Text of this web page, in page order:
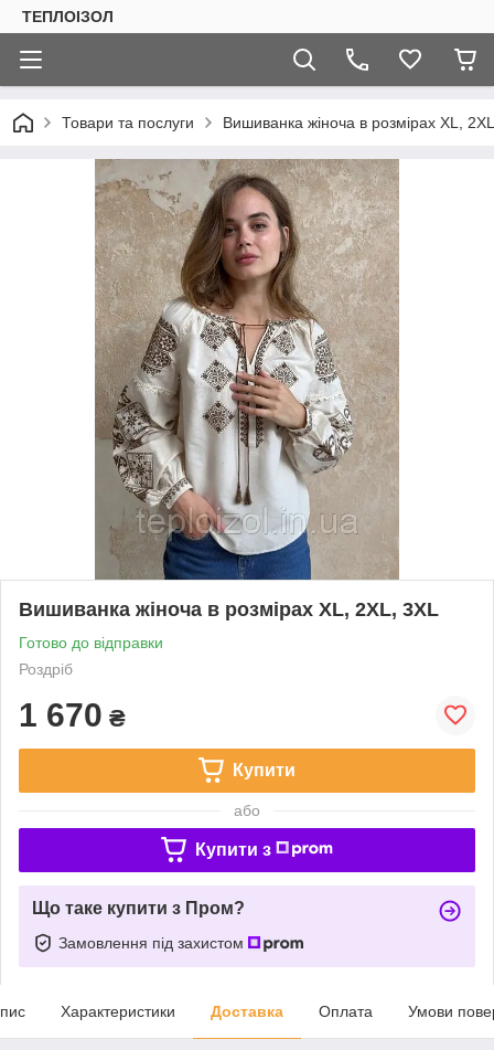
ТЕПЛОIЗОЛ
Товари та послуги Вишиванка жіноча в розмірах XL,
Вишиванка жіноча в розмірах XL, 2XL, 3XL
Готово до відправки
Роздріб
1 670 ₴
Купити
або
Купити з
Що таке купити з Пром?
Замовлення під захистом
Характеристики Доставка Оплата Умови